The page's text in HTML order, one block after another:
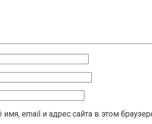
имя, email и адрес сайта в этом